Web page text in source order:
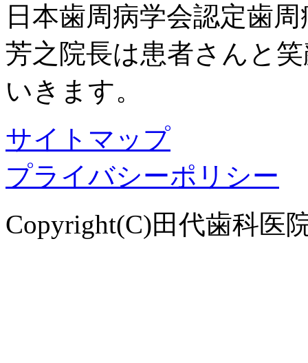
日本歯周病学会認定歯
芳之院長は患者さんと
いきます。
サイトマップ
プライバシーポリシー
Copyright(C)田代歯科医